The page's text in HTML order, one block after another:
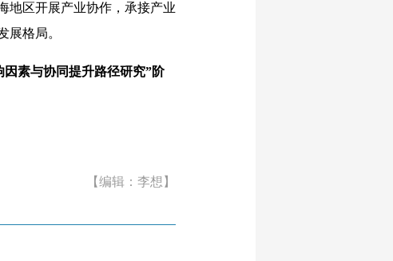
地区开展产业协作，承接产业
展格局。
素与协同提升路径研究”阶
【编辑：李想】